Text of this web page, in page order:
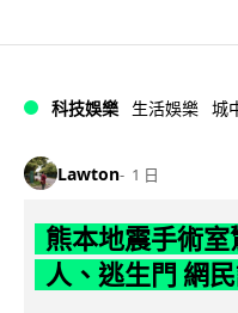
科技娛樂 生活娛樂 城
Lawton 1 日
熊本地震手術
人、逃生門 網